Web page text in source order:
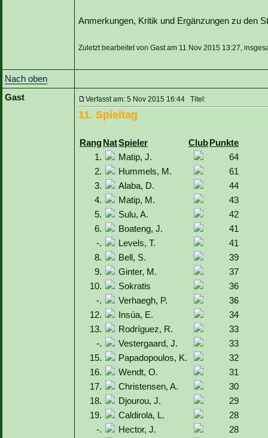
Anmerkungen, Kritik und Ergänzungen zu den
Zuletzt bearbeitet von Gast am 11 Nov 2015 13:27,
Nach oben
Gast
Verfasst am: 5 Nov 2015 16:44 Titel:
11. Spieltag
RangNatSpieler ClubPunkte
1.
Matip, J.
64
2.
Hummels, M.
61
3.
Alaba, D.
44
4.
Matip, M.
43
5.
Sulu, A.
42
6.
Boateng, J.
41
-.
Levels, T.
41
8.
Bell, S.
39
9.
Ginter, M.
37
10.
Sokratis
36
-.
Verhaegh, P.
36
12.
Insúa, E.
34
13.
Rodríguez, R.
33
-.
Vestergaard, J.
33
15.
Papadopoulos, K.
32
16.
Wendt, O.
31
17.
Christensen, A.
30
18.
Djourou, J.
29
19.
Caldirola, L.
28
-.
Hector, J.
28